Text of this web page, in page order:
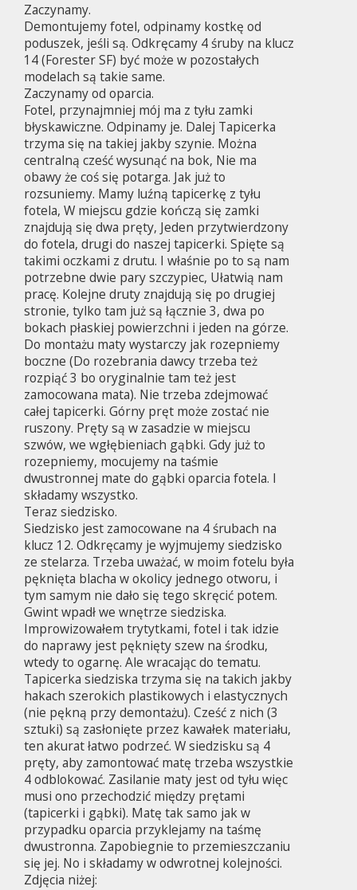
Zaczynamy.
Demontujemy fotel, odpinamy kostkę od
poduszek, jeśli są. Odkręcamy 4 śruby na klucz
14 (Forester SF) być może w pozostałych
modelach są takie same.
Zaczynamy od oparcia.
Fotel, przynajmniej mój ma z tyłu zamki
błyskawiczne. Odpinamy je. Dalej Tapicerka
trzyma się na takiej jakby szynie. Można
centralną cześć wysunąć na bok, Nie ma
obawy że coś się potarga. Jak już to
rozsuniemy. Mamy luźną tapicerkę z tyłu
fotela, W miejscu gdzie kończą się zamki
znajdują się dwa pręty, Jeden przytwierdzony
do fotela, drugi do naszej tapicerki. Spięte są
takimi oczkami z drutu. I właśnie po to są nam
potrzebne dwie pary szczypiec, Ułatwią nam
pracę. Kolejne druty znajdują się po drugiej
stronie, tylko tam już są łącznie 3, dwa po
bokach płaskiej powierzchni i jeden na górze.
Do montażu maty wystarczy jak rozepniemy
boczne (Do rozebrania dawcy trzeba też
rozpiąć 3 bo oryginalnie tam też jest
zamocowana mata). Nie trzeba zdejmować
całej tapicerki. Górny pręt może zostać nie
ruszony. Pręty są w zasadzie w miejscu
szwów, we wgłębieniach gąbki. Gdy już to
rozepniemy, mocujemy na taśmie
dwustronnej mate do gąbki oparcia fotela. I
składamy wszystko.
Teraz siedzisko.
Siedzisko jest zamocowane na 4 śrubach na
klucz 12. Odkręcamy je wyjmujemy siedzisko
ze stelarza. Trzeba uważać, w moim fotelu była
pęknięta blacha w okolicy jednego otworu, i
tym samym nie dało się tego skręcić potem.
Gwint wpadł we wnętrze siedziska.
Improwizowałem trytytkami, fotel i tak idzie
do naprawy jest pęknięty szew na środku,
wtedy to ogarnę. Ale wracając do tematu.
Tapicerka siedziska trzyma się na takich jakby
hakach szerokich plastikowych i elastycznych
(nie pękną przy demontażu). Cześć z nich (3
sztuki) są zasłonięte przez kawałek materiału,
ten akurat łatwo podrzeć. W siedzisku są 4
pręty, aby zamontować matę trzeba wszystkie
4 odblokować. Zasilanie maty jest od tyłu więc
musi ono przechodzić między prętami
(tapicerki i gąbki). Matę tak samo jak w
przypadku oparcia przyklejamy na taśmę
dwustronna. Zapobiegnie to przemieszczaniu
się jej. No i składamy w odwrotnej kolejności.
Zdjęcia niżej: